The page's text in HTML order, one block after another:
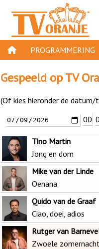
PROGRAMMERING
11 VAN ORANJE
Gespeeld op TV
(Of kies hieronder de datum/
00
Tino Martin
Jong en dom
Mike van der Linde
Oenana
Quido van de Graaf
Ciao, doei, adios
Rutger van
Zwoele